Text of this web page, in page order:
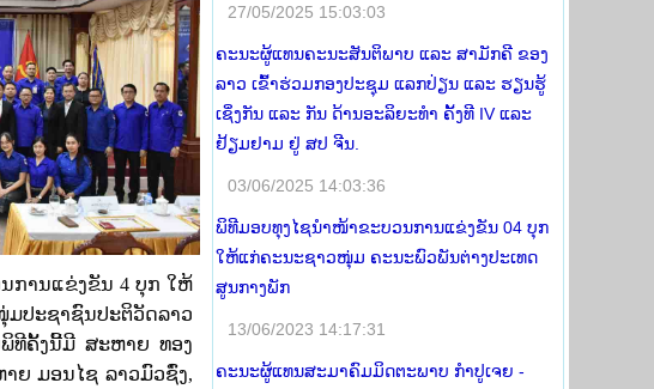
ການແຂ່ງຂັນ 4ບຸກ ໃຫ້
ປະຊາຊົນປະຕິວັດລາວ
ທີຄັ້ງນີ້ມີ ສະຫາຍ ທອງ
ຍ ມອນໄຊ ລາວມົວຊົ່ງ,
27/05/2025 15:03:03
ຄະນະຜູ້ແທນຄະນະສັນຕິພາບ ແລະ ສາມັກຄີ ຂອງ
ລາວ ເຂົ້າຮ່ວມກອງປະຊຸມ ແລກປ່ຽນ ແລະ ຮຽນຮູ້
ເຊິ່ງກັນ ແລະ ກັນ ດ້ານອະລິຍະທໍາ ຄັ້ງທີ IV ແລະ
ຢ້ຽມຢາມ ຢູ່ ສປ ຈີນ.
03/06/2025 14:03:36
ພິທີມອບທຸງໄຊນຳໜ້າຂະບວນການແຂ່ງຂັນ 04 ບຸກ
ໃຫ້ແກ່ຄະນະຊາວໜຸ່ມ ຄະນະພົວພັນຕ່າງປະເທດ
ສູນກາງພັກ
13/06/2023 14:17:31
ຄະນະຜູ້ແທນສະມາຄົມມິດຕະພາບ ກໍາປູເຈຍ -